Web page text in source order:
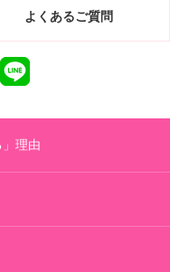
よくあるご質問
」理由